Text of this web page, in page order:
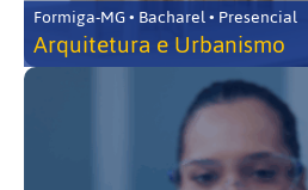
Formiga-MG • Bacharel • Presencial
Arquitetura e Urbanismo